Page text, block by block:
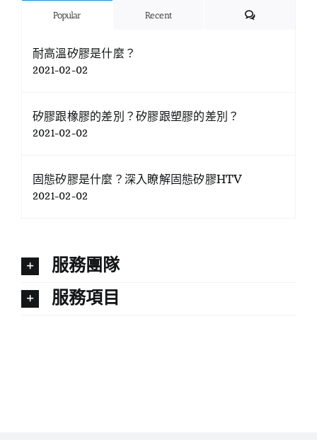
Popular Recent Comments
耐高溫矽膠是什麼？
2021-02-02
矽膠跟橡膠的差別？矽膠跟塑膠的差別？
2021-02-02
固態矽膠是什麼？深入瞭解固態矽膠HTV
2021-02-02
服務團隊
服務項目